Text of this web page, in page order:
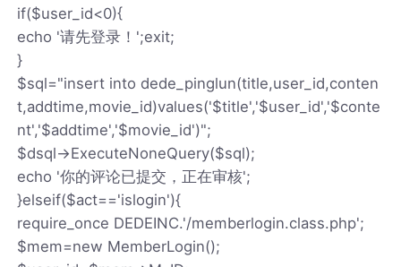
if($user_id<0){
echo '请先登录！';exit;
}
$sql="insert into dede_pinglun(title,user_id,conten
t,addtime,movie_id)values('$title','$user_id','$conte
nt','$addtime','$movie_id')";
$dsql->ExecuteNoneQuery($sql);
echo '你的评论已提交，正在审核';
}elseif($act=='islogin'){
require_once DEDEINC.'/memberlogin.class.php';
$mem=new MemberLogin();